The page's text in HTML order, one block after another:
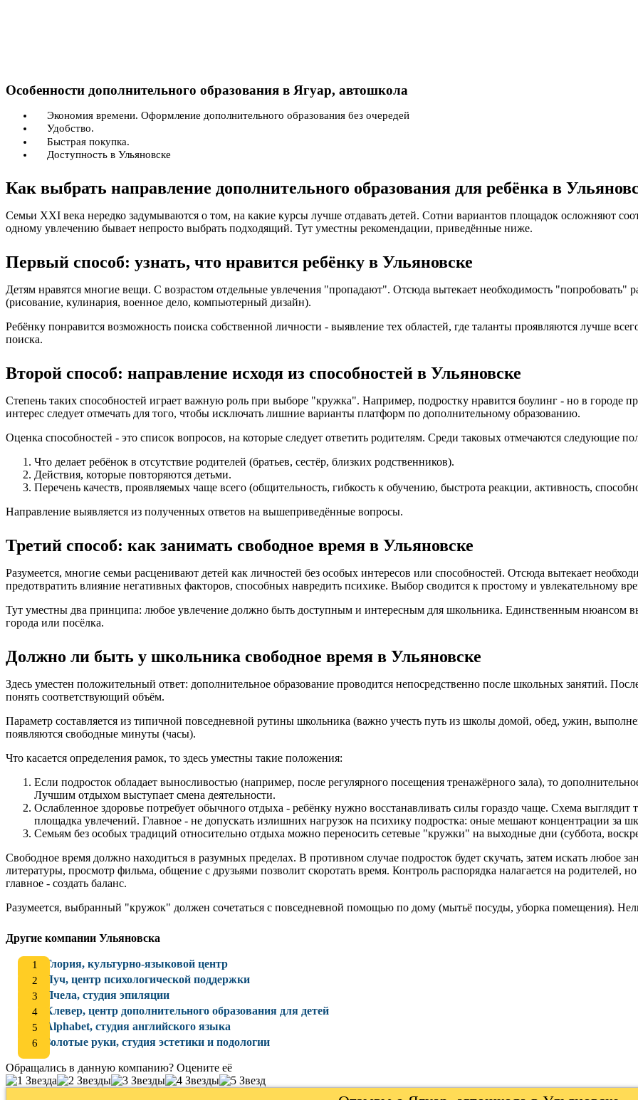
Особенности дополнительного образования в Ягуар, автошкола
Экономия времени. Оформление дополнительного образования без очередей
Удобство.
Быстрая покупка.
Доступность в Ульяновске
Как выбрать направление дополнительного образования для ребёнка в
Семьи XXI века нередко задумываются о том, на какие курсы лучше отдавать детей. Сотни вариантов площадок осложняют
одному увлечению бывает непросто выбрать подходящий. Тут уместны рекомендации, приведённые ниже.
Первый способ: узнать, что нравится ребёнку в Ульяновске
Детям нравятся многие вещи. С возрастом отдельные увлечения "пропадают". Отсюда вытекает необходимость "попробовать"
(рисование, кулинария, военное дело, компьютерный дизайн).
Ребёнку понравится возможность поиска собственной личности - выявление тех областей, где таланты проявляются лучше
поиска.
Второй способ: направление исходя из способностей в Ульяновске
Степень таких способностей играет важную роль при выборе "кружка". Например, подростку нравится боулинг - но в городе
интерес следует отмечать для того, чтобы исключать лишние варианты платформ по дополнительному образованию.
Оценка способностей - это список вопросов, на которые следует ответить родителям. Среди таковых отмечаются следующие
Что делает ребёнок в отсутствие родителей (братьев, сестёр, близких родственников).
Действия, которые повторяются детьми.
Перечень качеств, проявляемых чаще всего (общительность, гибкость к обучению, быстрота реакции, активность,
Направление выявляется из полученных ответов на вышеприведённые вопросы.
Третий способ: как занимать свободное время в Ульяновске
Разумеется, многие семьи расценивают детей как личностей без особых интересов или способностей. Отсюда вытекает
предотвратить влияние негативных факторов, способных навредить психике. Выбор сводится к простому и увлекательному
Тут уместны два принципа: любое увлечение должно быть доступным и интересным для школьника. Единственным нюансом
города или посёлка.
Должно ли быть у школьника свободное время в Ульяновске
Здесь уместен положительный ответ: дополнительное образование проводится непосредственно после школьных занятий.
понять соответствующий объём.
Параметр составляется из типичной повседневной рутины школьника (важно учесть путь из школы домой, обед, ужин,
появляются свободные минуты (часы).
Что касается определения рамок, то здесь уместны такие положения:
Если подросток обладает выносливостью (например, после регулярного посещения тренажёрного зала), то
Лучшим отдыхом выступает смена деятельности.
Ослабленное здоровье потребует обычного отдыха - ребёнку нужно восстанавливать силы гораздо чаще. Схема
площадка увлечений. Главное - не допускать излишних нагрузок на психику подростка: оные мешают концентрации за
Семьям без особых традиций относительно отдыха можно переносить сетевые "кружки" на выходные дни (суббота,
Свободное время должно находиться в разумных пределах. В противном случае подросток будет скучать, затем искать любое
литературы, просмотр фильма, общение с друзьями позволит скоротать время. Контроль распорядка налагается на родителей,
главное - создать баланс.
Разумеется, выбранный "кружок" должен сочетаться с повседневной помощью по дому (мытьё посуды, уборка помещения).
Другие компании Ульяновска
Глория, культурно-языковой центр
Луч, центр психологической поддержки
Пчела, студия эпиляции
Клевер, центр дополнительного образования для детей
Alphabet, студия английского языка
Золотые руки, студия эстетики и подологии
Обращались в данную компанию? Оцените её